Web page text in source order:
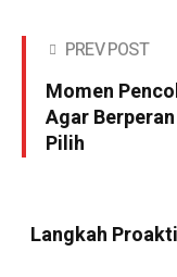
PREV POST
Momen
Agar
Pilih
Langkah